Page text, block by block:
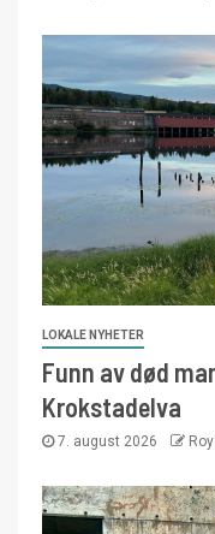
LOKALE NYHETER
Funn av død
Krokstadelva
7. august 2026